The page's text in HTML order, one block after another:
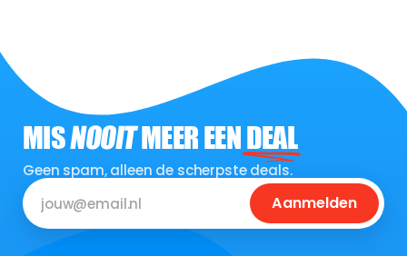
MISNOOITMEER EENDEAL
Geen spam, alleen de scherpste deals.
Aanmelden